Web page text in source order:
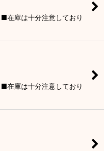
在庫は十分注意しており
在庫は十分注意しており